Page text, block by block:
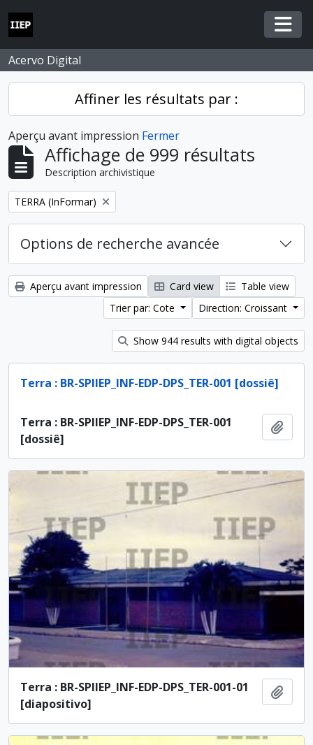
Skip to main content
Acervo Digital
Affiner les résultats par :
Aperçu avant impression Fermer
Affichage de 999 résultats
Description archivistique
Remove filter:
TERRA (InFormar)
Options de recherche avancée
Aperçu avant impression Card view
Table view
Trier par: Cote
Direction: Croissant
Show 944 results with digital objects
Terra : BR-SPIIEP_INF-EDP-DPS_TER-001 [dossiê]
Terra : BR-SPIIEP_INF-EDP-DPS_TER-001
[dossiê]
Terra : BR-SPIIEP_INF-EDP-DPS_TER-001-01
[diapositivo]